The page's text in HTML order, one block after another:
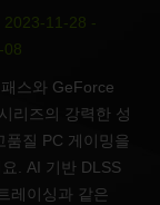
2023-11-28 -
08
스와 GeForce
리즈의 강력한 성
품질 PC 게이밍을
. AI 기반 DLSS
레이싱과 같은